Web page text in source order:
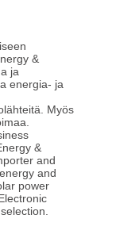
&
ja
energia- ja
Myös
&
and
and
power